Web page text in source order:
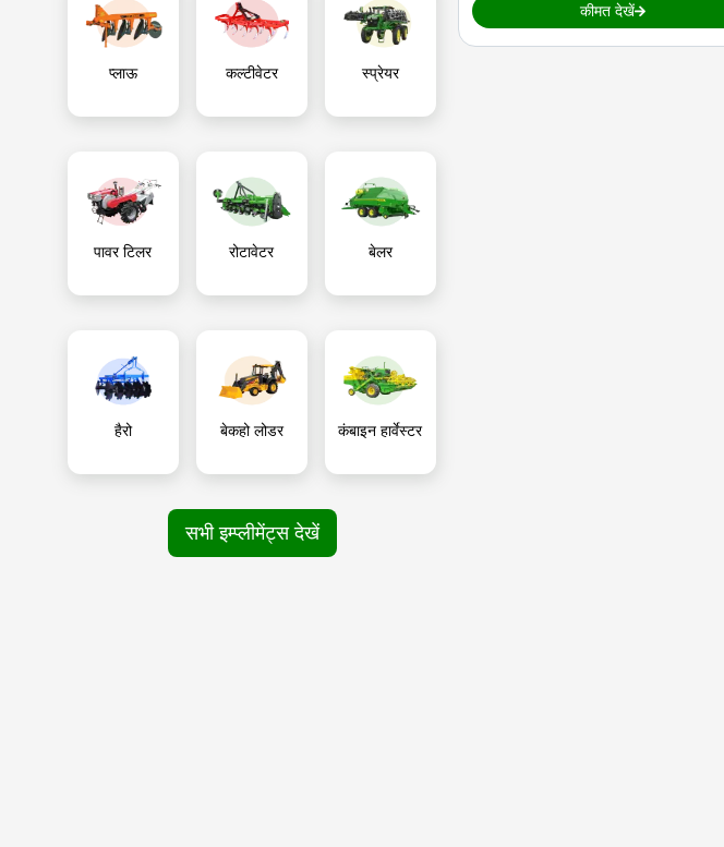
प्लाऊ कल्टीवेटर स्प्रेयर
पावर टिलर रोटावेटर बेलर
हैरो बेकहो लोडर कंबाइन हार्वेस्टर
सभी इम्प्लीमेंट्स देखें
कीमत देखें